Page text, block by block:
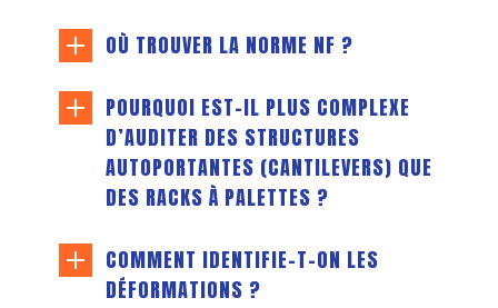
OÙ TROUVER LA NORME NF ?
POURQUOI EST-IL PLUS COMPLEXE
D’AUDITER DES STRUCTURES
AUTOPORTANTES (CANTILEVERS) QUE
DES RACKS À PALETTES ?
COMMENT IDENTIFIE-T-ON LES
DÉFORMATIONS ?